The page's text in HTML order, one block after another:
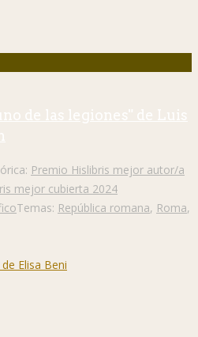
de las legiones" de Luis
Premio Hislibris mejor autor/a
mejor cubierta 2024
Temas: República romana, Roma,